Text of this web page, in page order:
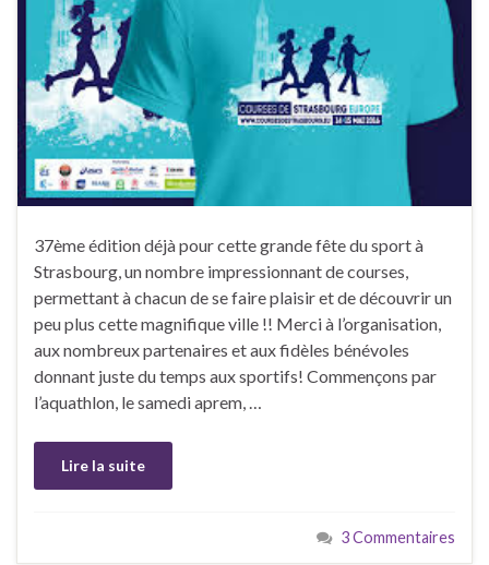
37ème édition déjà pour cette grande fête du sport à
Strasbourg, un nombre impressionnant de courses,
permettant à chacun de se faire plaisir et de découvrir un
peu plus cette magnifique ville !! Merci à l’organisation,
aux nombreux partenaires et aux fidèles bénévoles
donnant juste du temps aux sportifs! Commençons par
l’aquathlon, le samedi aprem, …
Lire la suite
3 Commentaires